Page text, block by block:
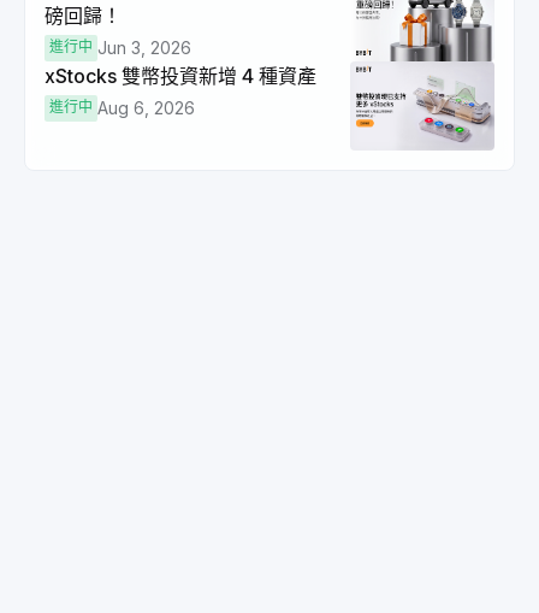
磅回歸！
進行中 Jun 3, 2026
xStocks 雙幣投資新增 4 種資產
進行中 Aug 6, 2026